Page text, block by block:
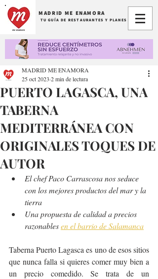
MADRID ME ENAMORA
TU GUÍA DE RESTAURANTES Y PLANES
PUERTO LAGASCA, UNA
TABERNA
MEDITERRÁNEA CON
ORIGINALES TOQUES DE
AUTOR
MADRID ME ENAMORA
25 oct 2023 2 min de lectura
El chef Paco Carrascosa nos seduce
con los mejores productos del mar y la
tierra
Una propuesta de calidad a precios
razonables en el barrio de Salamanca
Taberna Puerto Lagasca es uno de esos sitios
que nunca falla si quieres comer muy bien a
un precio comedido. Se trata de un